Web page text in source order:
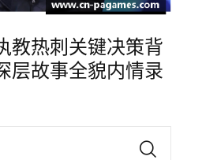
教热刺关键决策背
层故事全貌内情录